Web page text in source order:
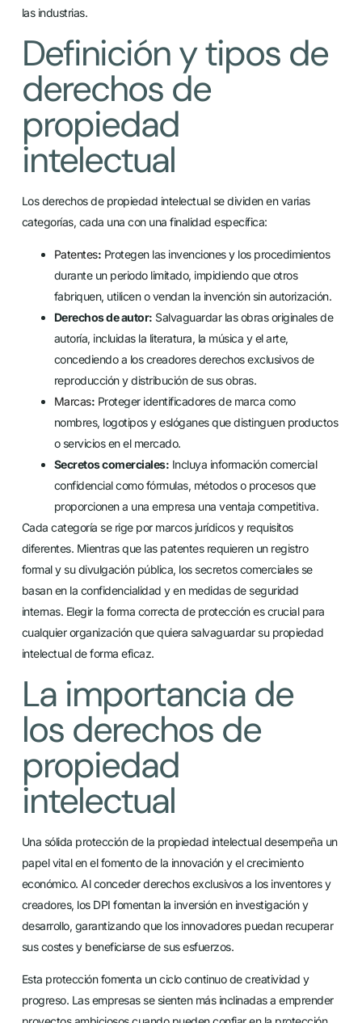
las industrias.
Definición y tipos de
derechos de
propiedad
intelectual
Los derechos de propiedad intelectual se dividen en varias
categorías, cada una con una finalidad específica:
Patentes: Protegen las invenciones y los procedimientos
durante un periodo limitado, impidiendo que otros
fabriquen, utilicen o vendan la invención sin autorización.
Derechos de autor: Salvaguardar las obras originales de
autoría, incluidas la literatura, la música y el arte,
concediendo a los creadores derechos exclusivos de
reproducción y distribución de sus obras.
Marcas: Proteger identificadores de marca como
nombres, logotipos y eslóganes que distinguen productos
o servicios en el mercado.
Secretos comerciales: Incluya información comercial
confidencial como fórmulas, métodos o procesos que
proporcionen a una empresa una ventaja competitiva.
Cada categoría se rige por marcos jurídicos y requisitos
diferentes. Mientras que las patentes requieren un registro
formal y su divulgación pública, los secretos comerciales se
basan en la confidencialidad y en medidas de seguridad
internas. Elegir la forma correcta de protección es crucial para
cualquier organización que quiera salvaguardar su propiedad
intelectual de forma eficaz.
La importancia de
los derechos de
propiedad
intelectual
Una sólida protección de la propiedad intelectual desempeña un
papel vital en el fomento de la innovación y el crecimiento
económico. Al conceder derechos exclusivos a los inventores y
creadores, los DPI fomentan la inversión en investigación y
desarrollo, garantizando que los innovadores puedan recuperar
sus costes y beneficiarse de sus esfuerzos.
Esta protección fomenta un ciclo continuo de creatividad y
progreso. Las empresas se sienten más inclinadas a emprender